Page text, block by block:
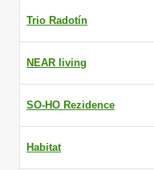
Trio Radotín
NEAR living
SO-HO Rezidence
Habitat